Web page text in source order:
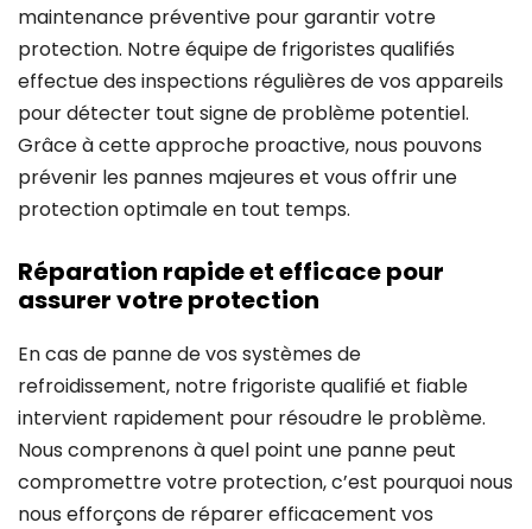
maintenance préventive pour garantir votre
protection. Notre équipe de frigoristes qualifiés
effectue des inspections régulières de vos appareils
pour détecter tout signe de problème potentiel.
Grâce à cette approche proactive, nous pouvons
prévenir les pannes majeures et vous offrir une
protection optimale en tout temps.
Réparation rapide et efficace pour
assurer votre protection
En cas de panne de vos systèmes de
refroidissement, notre frigoriste qualifié et fiable
intervient rapidement pour résoudre le problème.
Nous comprenons à quel point une panne peut
compromettre votre protection, c’est pourquoi nous
nous efforçons de réparer efficacement vos